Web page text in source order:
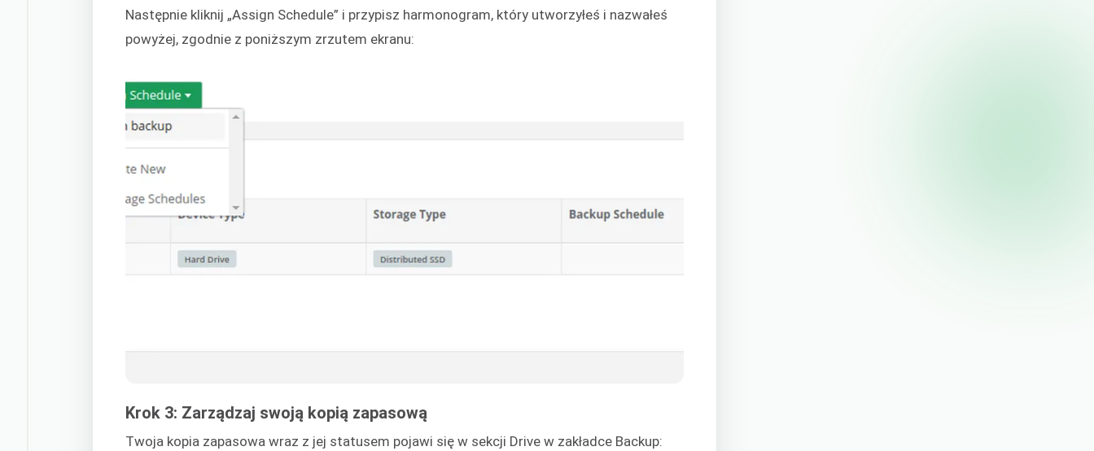
Następnie kliknij „Assign Schedule” i przypisz harmonogram, który utworzyłeś i nazwałeś
powyżej, zgodnie z poniższym zrzutem ekranu:
Krok 3: Zarządzaj swoją kopią zapasową
Twoja kopia zapasowa wraz z jej statusem pojawi się w sekcji Drive w zakładce Backup: